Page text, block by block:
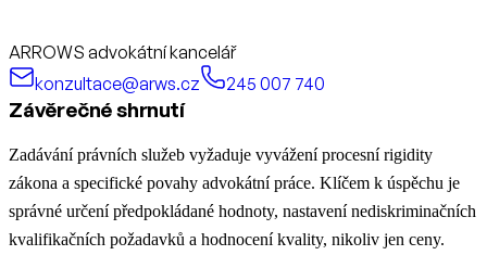
ARROWS advokátní kancelář
konzultace@arws.cz
245 007 740
Závěrečné shrnutí
Zadávání právních služeb vyžaduje vyvážení procesní rigidity
zákona a specifické povahy advokátní práce. Klíčem k úspěchu je
správné určení předpokládané hodnoty, nastavení nediskriminačních
kvalifikačních požadavků a hodnocení kvality, nikoliv jen ceny.